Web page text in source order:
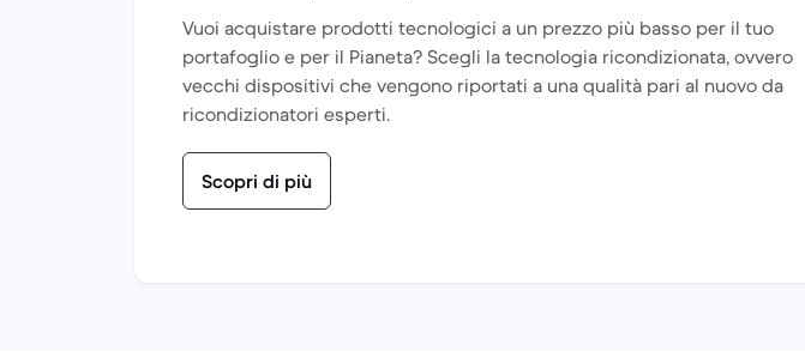
Vuoi acquistare prodotti tecnologici a un prezzo più basso per il tuo
portafoglio e per il Pianeta? Scegli la tecnologia ricondizionata, ovvero
vecchi dispositivi che vengono riportati a una qualità pari al nuovo da
ricondizionatori esperti.
Scopri di più